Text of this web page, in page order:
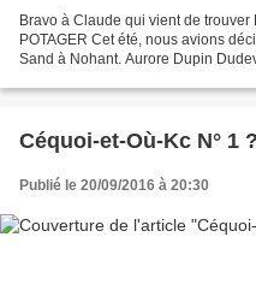
Bravo à Claude qui vient de trouver
POTAGER Cet été, nous avions
Sand à Nohant. Aurore Dupin
Céquoi-et-Où-Kc N° 1 ?
Publié le 20/09/2016 à 20:30